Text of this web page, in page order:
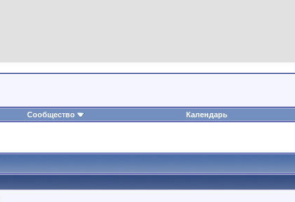
Сообщество Календарь